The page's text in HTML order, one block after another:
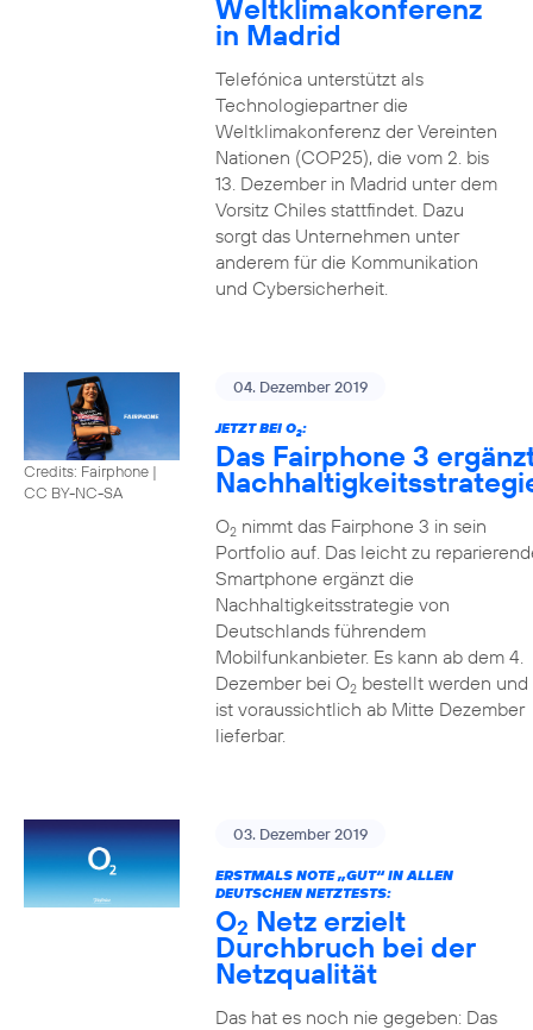
Weltklimakonferenz
in Madrid
Telefónica unterstützt als
Technologiepartner die
Weltklimakonferenz der Vereinten
Nationen (COP25), die vom 2. bis
13. Dezember in Madrid unter dem
Vorsitz Chiles stattfindet. Dazu
sorgt das Unternehmen unter
anderem für die Kommunikation
und Cybersicherheit.
Credits: Fairphone |
CC BY-NC-SA
04. Dezember 2019
JETZT BEI O2:
Das Fairphone 3
O2nimmt das Fairphone 3 in sein
Portfolio auf. Das leicht zu
Smartphone ergänzt die
Nachhaltigkeitsstrategie von
Deutschlands führendem
Mobilfunkanbieter. Es kann ab dem 4.
Dezember bei O2bestellt werden und
ist voraussichtlich ab Mitte Dezember
lieferbar.
03. Dezember 2019
ERSTMALS NOTE „GUT“ IN ALLEN
DEUTSCHEN NETZTESTS:
O2 Netz erzielt
Durchbruch bei der
Netzqualität
Das hat es noch nie gegeben: Das